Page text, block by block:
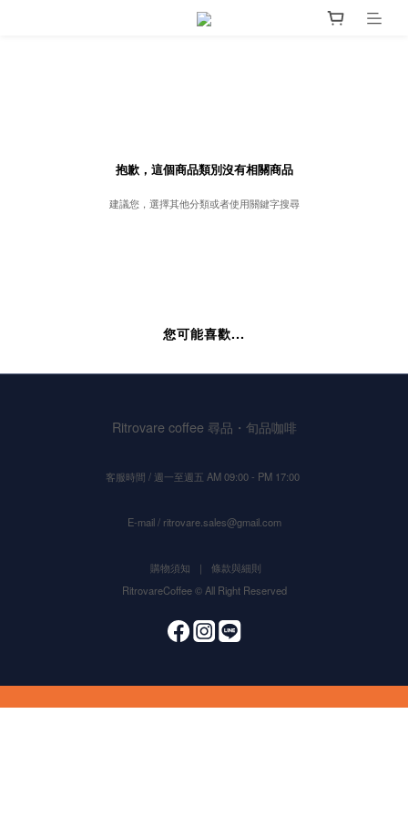
抱歉，這個商品類別沒有相關商品
建議您，選擇其他分類或者使用關鍵字搜尋
您可能喜歡...
Ritrovare coffee 尋品・旬品咖啡
客服時間 / 週一至週五 AM 09:00 - PM 17:00
E-mail / ritrovare.sales@gmail.com
購物須知 ｜ 條款與細則
RitrovareCoffee © All Right Reserved